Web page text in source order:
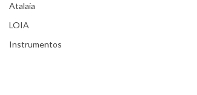
Atalaia
LOIA
Instrumentos